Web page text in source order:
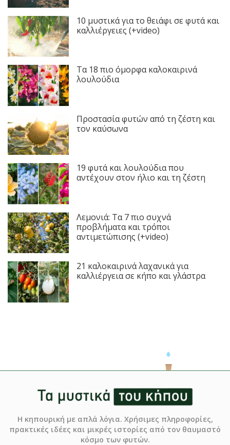
10 μυστικά για το θειάφι σε φυτά και
καλλιέργειες (+video)
Τα 18 πιο όμορφα καλοκαιρινά
λουλούδια
Προστασία φυτών από τη ζέστη και
τον καύσωνα
19 φυτά και λουλούδια που
αντέχουν στον ήλιο και τη ζέστη
Λεμονιά: Τα 7 πιο συχνά
προβλήματα και τρόποι
αντιμετώπισης (+video)
21 καλοκαιρινά λαχανικά για
καλλιέργεια σε κήπο και γλάστρα
Η κηπουρική με απλά λόγια. Χρήσιμες πληροφορίες,
πρακτικές ιδέες και μικρές ιστορίες από τον θαυμαστό
κόσμο των φυτών.